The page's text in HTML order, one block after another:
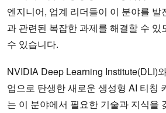
엔지니어, 업계 리더들이 이 분야를 발
과 관련된 복잡한 과제를 해결할 수 있
수 있습니다.
NVIDIA Deep Learning Institute(DLI)
업으로 탄생한 새로운 생성형 AI 티칭
는 이 분야에서 필요한 기술과 지식을